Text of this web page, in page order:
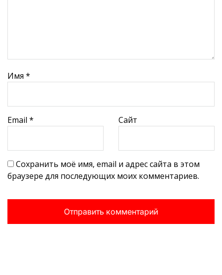
Имя *
Email * Сайт
Сохранить моё имя, email и адрес сайта в этом
браузере для последующих моих комментариев.